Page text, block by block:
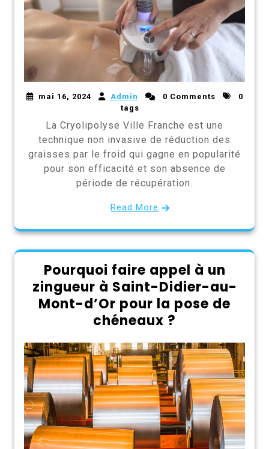
mai 16, 2024 Admin 0 Comments
0
tags
La Cryolipolyse Ville Franche est une
technique non invasive de réduction des
graisses par le froid qui gagne en popularité
pour son efficacité et son absence de
période de récupération.
Read More
Pourquoi faire appel à un
zingueur à Saint-Didier-au-
Mont-d’Or pour la pose de
chéneaux ?